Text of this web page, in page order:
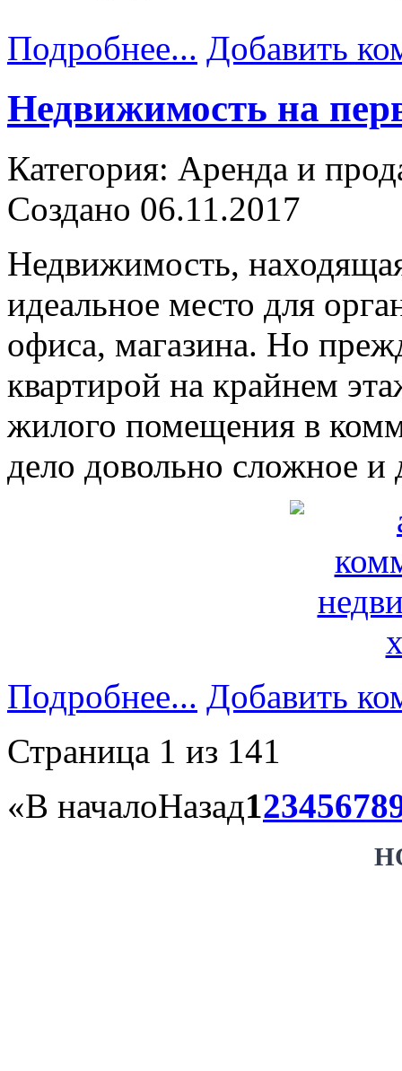
Подробнее... Добавить
Недвижимость на
Категория: Аренда и
Создано 06.11.2017
Недвижимость,
идеальное место для
офиса, магазина. Но
квартирой на крайнем
жилого помещения в
дело довольно сложное и
Подробнее... Добавить
Страница 1 из 141
«В началоНазад12345678